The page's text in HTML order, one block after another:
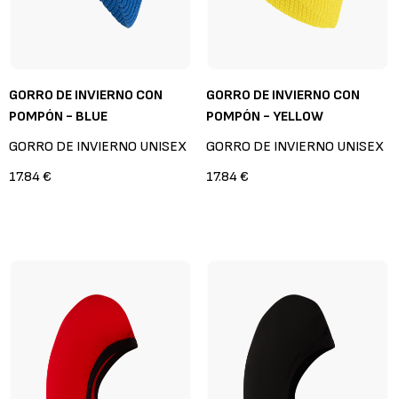
GORRO DE INVIERNO CON
POMPÓN - BLUE
GORRO DE INVIERNO UNISEX
17.84 €
GORRO DE INVIERNO CON
POMPÓN - YELLOW
GORRO DE INVIERNO UNISEX
17.84 €